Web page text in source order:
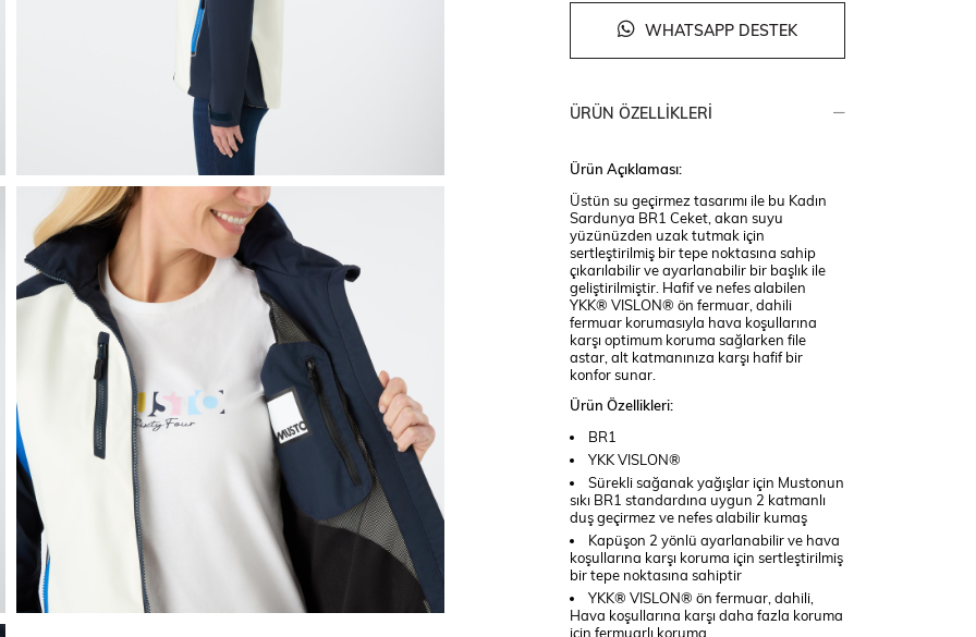
WHATSAPP DESTEK
ÜRÜN ÖZELLIKLERI
Ürün Açıklaması:
Üstün su geçirmez tasarımı ile bu Kadın
Sardunya BR1 Ceket, akan suyu
yüzünüzden uzak tutmak için
sertleştirilmiş bir tepe noktasına sahip
çıkarılabilir ve ayarlanabilir bir başlık ile
geliştirilmiştir. Hafif ve nefes alabilen
YKK® VISLON® ön fermuar, dahili
fermuar korumasıyla hava koşullarına
karşı optimum koruma sağlarken file
astar, alt katmanınıza karşı hafif bir
konfor sunar.
Ürün Özellikleri:
BR1
YKK VISLON®
Sürekli sağanak yağışlar için Mustonun
sıkı BR1 standardına uygun 2 katmanlı
duş geçirmez ve nefes alabilir kumaş
Kapüşon 2 yönlü ayarlanabilir ve hava
koşullarına karşı koruma için sertleştirilmiş
bir tepe noktasına sahiptir
YKK® VISLON® ön fermuar, dahili,
Hava koşullarına karşı daha fazla koruma
için fermuarlı koruma